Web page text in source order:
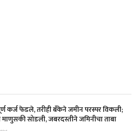
कर्ज फेडले, तरीही बँकेने जमीन परस्पर विकली;
माणुसकी सोडली, जबरदस्तीने जमिनीचा ताबा